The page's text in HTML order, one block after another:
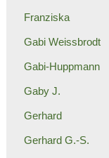
Franziska
Gabi Weissbrodt
Gabi-Huppmann
Gaby J.
Gerhard
Gerhard G.-S.